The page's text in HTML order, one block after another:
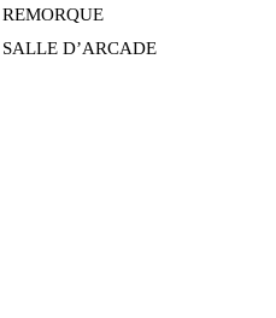
REMORQUE
SALLE D’ARCADE